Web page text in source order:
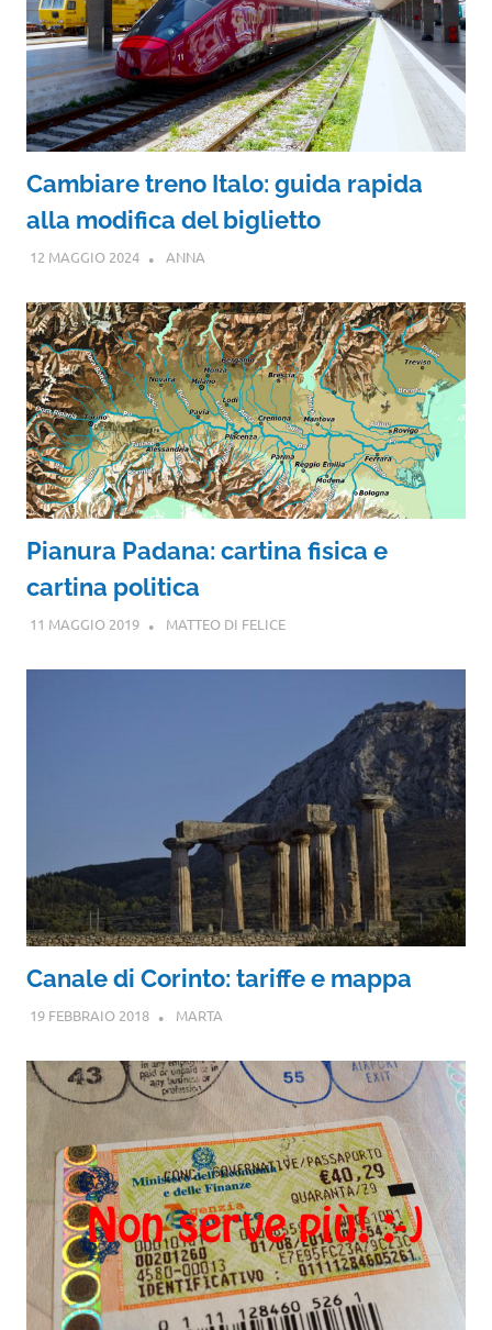
Cambiare treno Italo: guida rapida
alla modifica del biglietto
12 MAGGIO 2024 ANNA
Pianura Padana: cartina fisica e
cartina politica
11 MAGGIO 2019 MATTEO DI FELICE
Canale di Corinto: tariffe e mappa
19 FEBBRAIO 2018 MARTA